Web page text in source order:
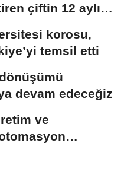
çiftin 12 aylık
korosu,
temsil etti
devam edeceğiz
ve